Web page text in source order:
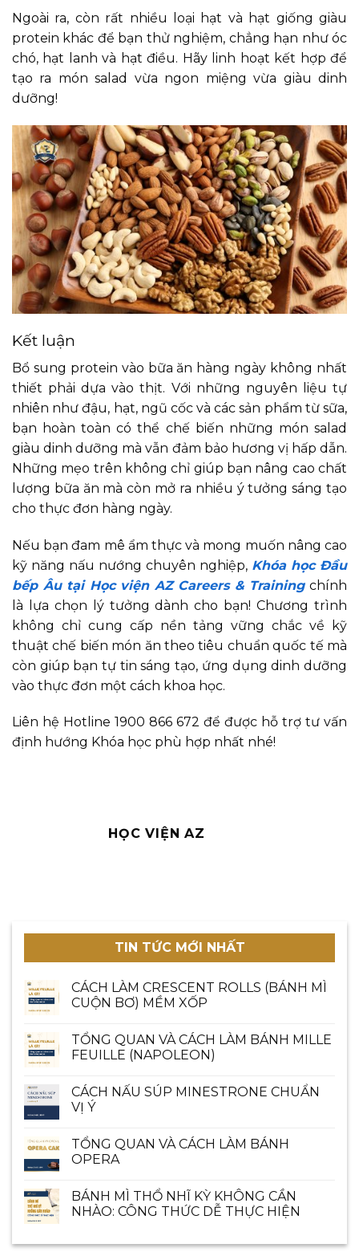
Ngoài ra, còn rất nhiều loại hạt và hạt giống giàu
protein khác để bạn thử nghiệm, chẳng hạn như óc
chó, hạt lanh và hạt điều. Hãy linh hoạt kết hợp để
tạo ra món salad vừa ngon miệng vừa giàu dinh
dưỡng!
Kết luận
Bổ sung protein vào bữa ăn hàng ngày không nhất
thiết phải dựa vào thịt. Với những nguyên liệu tự
nhiên như đậu, hạt, ngũ cốc và các sản phẩm từ sữa,
bạn hoàn toàn có thể chế biến những món salad
giàu dinh dưỡng mà vẫn đảm bảo hương vị hấp dẫn.
Những mẹo trên không chỉ giúp bạn nâng cao chất
lượng bữa ăn mà còn mở ra nhiều ý tưởng sáng tạo
cho thực đơn hàng ngày.
Nếu bạn đam mê ẩm thực và mong muốn nâng cao
kỹ năng nấu nướng chuyên nghiệp, Khóa học Đầu
bếp Âu tại Học viện AZ Careers & Trainingchính
là lựa chọn lý tưởng dành cho bạn! Chương trình
không chỉ cung cấp nền tảng vững chắc về kỹ
thuật chế biến món ăn theo tiêu chuẩn quốc tế mà
còn giúp bạn tự tin sáng tạo, ứng dụng dinh dưỡng
vào thực đơn một cách khoa học.
Liên hệ Hotline 1900 866 672 để được hỗ trợ tư vấn
định hướng Khóa học phù hợp nhất nhé!
HỌC VIỆN AZ
TIN TỨC MỚI NHẤT
CÁCH LÀM CRESCENT ROLLS (BÁNH MÌ
CUỘN BƠ) MỀM XỐP
TỔNG QUAN VÀ CÁCH LÀM BÁNH MILLE
FEUILLE (NAPOLEON)
CÁCH NẤU SÚP MINESTRONE CHUẨN
VỊ Ý
TỔNG QUAN VÀ CÁCH LÀM BÁNH
OPERA
BÁNH MÌ THỔ NHĨ KỲ KHÔNG CẦN
NHÀO: CÔNG THỨC DỄ THỰC HIỆN